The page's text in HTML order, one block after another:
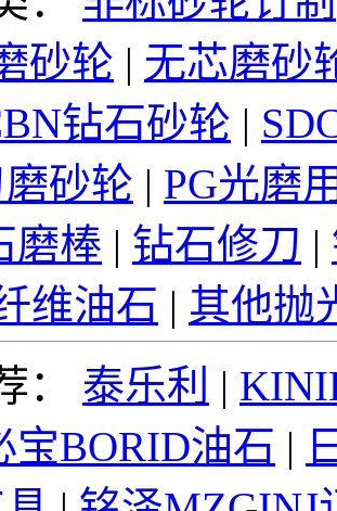
砂轮 | 无芯磨砂
钻石砂轮 |
砂轮 | PG光磨
磨棒 | 钻石修刀 |
维油石 | 其他抛
：
泰乐利 |
宝BORID油石 |